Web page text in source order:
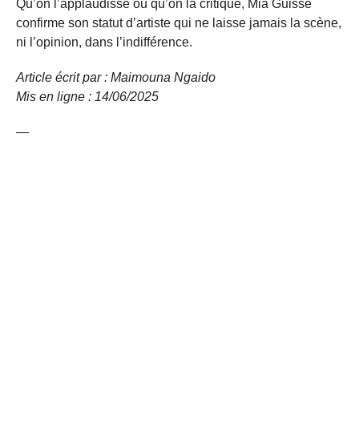
Qu’on l’applaudisse ou qu’on la critique, Mia Guissé
confirme son statut d’artiste qui ne laisse jamais la scène,
ni l’opinion, dans l’indifférence.
Article écrit par : Maimouna Ngaido
Mis en ligne : 14/06/2025
—